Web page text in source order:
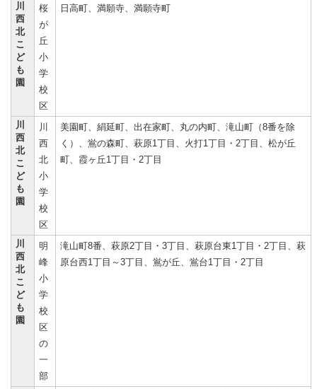
川
西
北
こ
ど
も
園
桜
が
丘
小
学
校
区
日高町、満願寺、満願寺町
川
西
北
こ
ど
も
園
川
西
北
小
学
校
区
美園町、絹延町、出在家町、丸の内町、滝山町（8番を除
く）、鴬の森町、萩原1丁目、火打1丁目・2丁目、松が丘
町、霞ヶ丘1丁目・2丁目
川
西
北
こ
ど
も
園
明
峰
小
学
校
区
の
一
部
滝山町8番、萩原2丁目・3丁目、萩原台東1丁目・2丁目、萩
原台西1丁目～3丁目、鴬が丘、鴬台1丁目・2丁目